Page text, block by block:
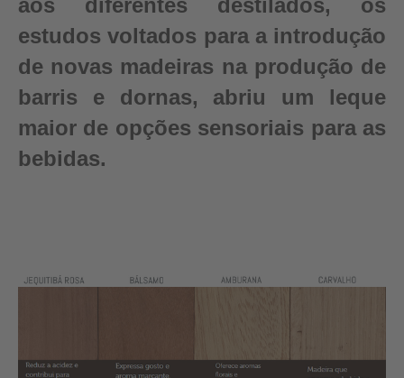
aos diferentes destilados, os
estudos voltados para a introdução
de novas madeiras na produção de
barris e dornas, abriu um leque
maior de opções sensoriais para as
bebidas.